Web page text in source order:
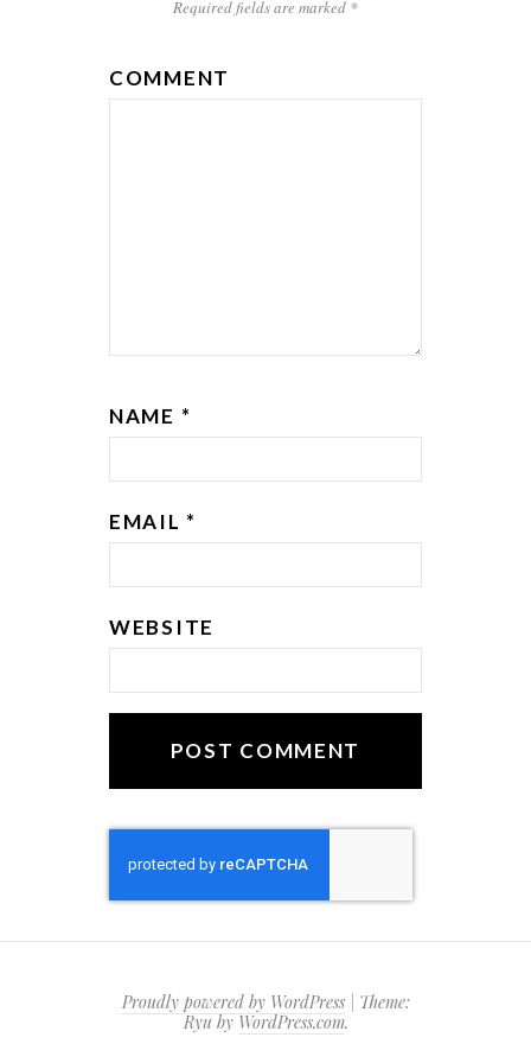
Required fields are marked *
COMMENT
NAME *
EMAIL *
WEBSITE
Proudly powered by WordPress
Theme:
Ryu byWordPress.com.